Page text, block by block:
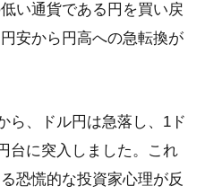
い通貨である円を買い戻
安から円高への急転換が
ら、ドル円は急落し、1ド
台に突入しました。これ
恐慌的な投資家心理が反